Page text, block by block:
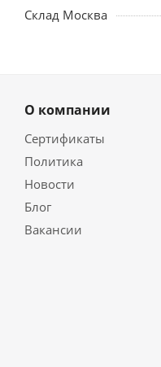
Склад Москва
О компании
Сертификаты
Политика
Новости
Блог
Вакансии